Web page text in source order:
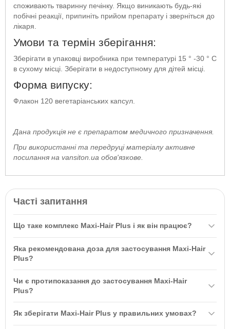
споживають тваринну печінку. Якщо виникають будь-які
побічні реакції, припиніть прийом препарату і зверніться до
лікаря.
Умови та термін зберігання:
Зберігати в упаковці виробника при температурі 15 ° -30 ° С
в сухому місці. Зберігати в недоступному для дітей місці.
Форма випуску:
Флакон 120 вегетаріанських капсул.
Дана продукція не є препаратом медичного призначення.
При використанні та передруці матеріалу активне
посилання на vansiton.ua обов'язкове.
Часті запитання
Що таке комплекс Maxi-Hair Plus і як він працює?
капсул ТМ Кантрі Лайф / Country Life — це мультивітамінний
боротися з ознаками старіння та відновлюють пошкоджені
Яка рекомендована доза для застосування Maxi-Hair
Plus?
кращого засвоєння вживайте з їжею та не перевищуйте
Чи є протипоказання до застосування Maxi-Hair
Plus?
грудьми, а також людям, що приймають ліки або мають медичні
Як зберігати Maxi-Hair Plus у правильних умовах?